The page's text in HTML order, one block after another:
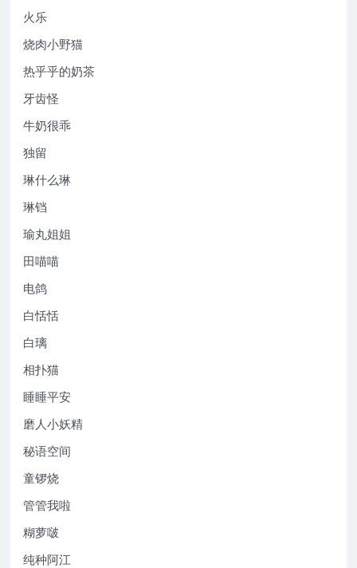
火乐
烧肉小野猫
热乎乎的奶茶
牙齿怪
牛奶很乖
独留
琳什么琳
琳铛
瑜丸姐姐
田喵喵
电鸽
白恬恬
白璃
相扑猫
睡睡平安
磨人小妖精
秘语空间
童锣烧
管管我啦
糊萝啵
纯种阿江